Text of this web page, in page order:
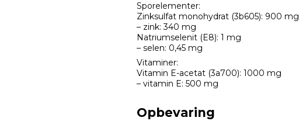
Sporelementer:
Zinksulfat monohydrat (3b605): 900 mg
– zink: 340 mg
Natriumselenit (E8): 1 mg
– selen: 0,45 mg
Vitaminer:
Vitamin E-acetat (3a700): 1000 mg
– vitamin E: 500 mg
Opbevaring